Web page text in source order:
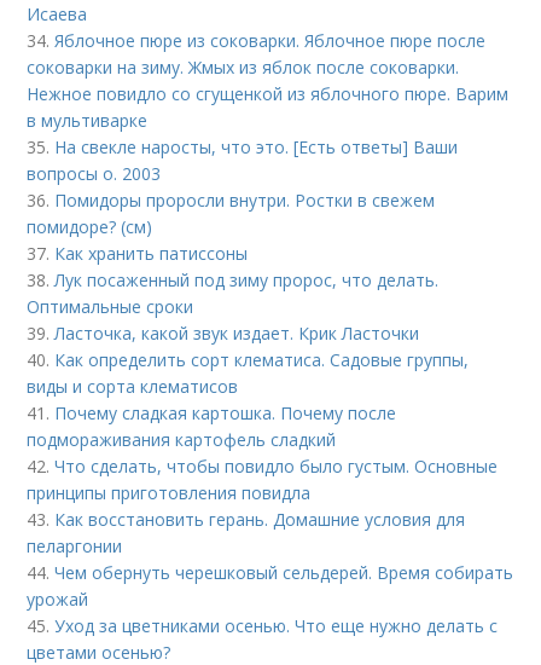
Исаева
34.Яблочное пюре из соковарки. Яблочное пюре после
соковарки на зиму. Жмых из яблок после соковарки.
Нежное повидло со сгущенкой из яблочного пюре. Варим
в мультиварке
35. На свекле наросты, что это. [Есть ответы] Ваши
вопросы о. 2003
36. Помидоры проросли внутри. Ростки в свежем
помидоре? (см)
37. Как хранить патиссоны
38.Лук посаженный под зиму пророс, что делать.
Оптимальные сроки
39.Ласточка, какой звук издает. Крик Ласточки
40. Как определить сорт клематиса. Садовые группы,
виды и сорта клематисов
41. Почему сладкая картошка. Почему после
подмораживания картофель сладкий
42.Что сделать, чтобы повидло было густым. Основные
принципы приготовления повидла
43. Как восстановить герань. Домашние условия для
пеларгонии
44.Чем обернуть черешковый сельдерей. Время собирать
урожай
45.Уход за цветниками осенью. Что еще нужно делать с
цветами осенью?